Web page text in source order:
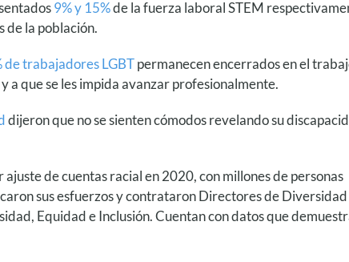
9% y 15%de la fuerza laboral STEM
de la población.
de trabajadores LGBTpermanecen encerrados en el
a que se les impida avanzar profesionalmente.
dijeron que no se sienten cómodos revelando su
de cuentas racial en 2020, con millones de personas
sus esfuerzos y contrataron Directores de
Equidad e Inclusión. Cuentan con datos que